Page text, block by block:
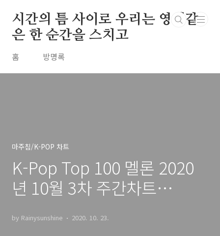
시간의 틈 사이로 우리는 영원같
은 한 순간을 스치고
홈 방명록
마주침/K-POP 차트
K-Pop Top 100 멜론 2020
년 10월 3차 주간차트
by Rainysunshine 2020. 10. 23.